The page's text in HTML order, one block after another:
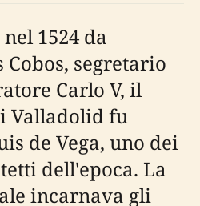
1524 da
Cobos, segretario
Carlo V, il
Valladolid fu
de Vega, uno dei
dell'epoca. La
incarnava gli